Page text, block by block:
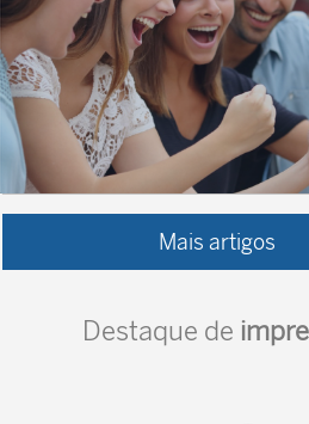
Reunidos a las 10 de la mañana en
center de BBVA, Teresa Manuel y
Mais artigos
Destaque de